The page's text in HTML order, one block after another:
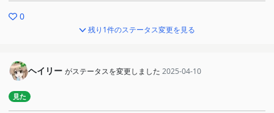
0
残り1件のステータス変更を見る
ヘイリー がステータスを変更しました 2025-04-10
見た